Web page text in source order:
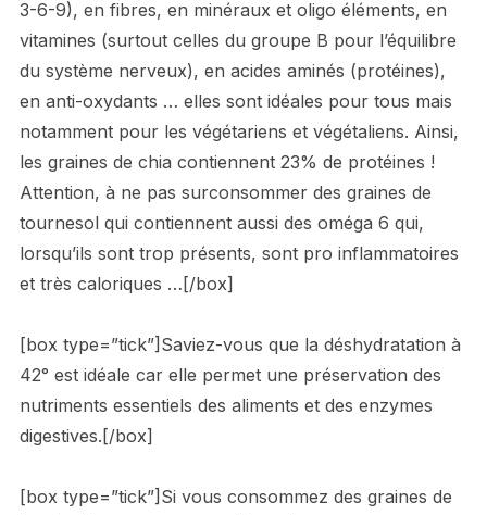
3-6-9), en fibres, en minéraux et oligo éléments, en
vitamines (surtout celles du groupe B pour l’équilibre
du système nerveux), en acides aminés (protéines),
en anti-oxydants … elles sont idéales pour tous mais
notamment pour les végétariens et végétaliens. Ainsi,
les graines de chia contiennent 23% de protéines !
Attention, à ne pas surconsommer des graines de
tournesol qui contiennent aussi des oméga 6 qui,
lorsqu’ils sont trop présents, sont pro inflammatoires
et très caloriques …[/box]
[box type=”tick”]Saviez-vous que la déshydratation à
42° est idéale car elle permet une préservation des
nutriments essentiels des aliments et des enzymes
digestives.[/box]
[box type=”tick”]Si vous consommez des graines de